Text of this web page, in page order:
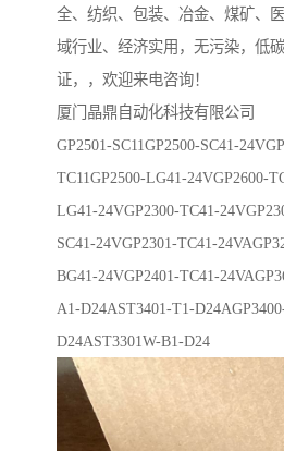
全、纺织、包装、冶金、煤矿、
域行业、经济实用，无污染，低
证，，欢迎来电咨询！
厦门晶鼎自动化科技有限公司
GP2501-SC11GP2500-SC41-
TC11GP2500-LG41-24VGP2600-
LG41-24VGP2300-TC41-
SC41-24VGP2301-TC41-
BG41-24VGP2401-TC41-
A1-D24AST3401-T1-
D24AST3301W-B1-D24